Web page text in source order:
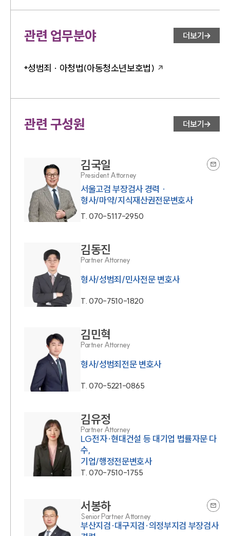
관련 업무분야 더보기
성범죄 · 아청법(아동청소년보호법)
관련 구성원 더보기
김국일
President Attorney
서울고검 부장검사 경력 ·
형사/마약/지식재산권전문변호사
T.070-5117-2950
김동진
Partner Attorney
형사/성범죄/민사전문 변호사
T.070-7510-1820
김민혁
Partner Attorney
형사/성범죄전문 변호사
T.070-5221-0865
김유정
Partner Attorney
LG전자·현대건설 등 대기업 법률자문 다
수,
기업/행정전문변호사
T.070-7510-1755
서봉하
Senior Partner Attorney
부산지검·대구지검·의정부지검 부장검사